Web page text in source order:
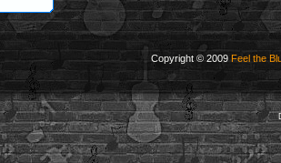
Copyright © 2009Feel the